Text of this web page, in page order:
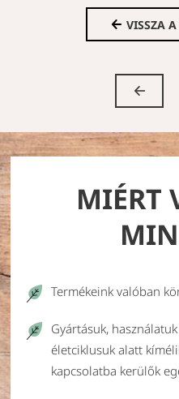
VISSZA
MIÉRT
Termékeink valóban
Gyártásuk,
életciklusuk alatt
kapcsolatba kerülők